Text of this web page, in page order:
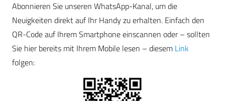
Abonnieren Sie unseren WhatsApp-Kanal, um die
Neuigkeiten direkt auf Ihr Handy zu erhalten. Einfach den
QR-Code auf Ihrem Smartphone einscannen oder – sollten
Sie hier bereits mit Ihrem Mobile lesen – diesem Link
folgen: